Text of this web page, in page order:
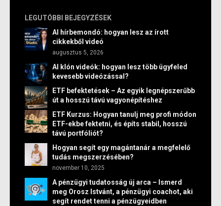
LEGUTÓBBI BEJEGYZÉSEK
AI hírbemondó: hogyan lesz az írott
cikkekből videó
augusztus 5, 2026
AI klón videók: hogyan lesz több ügyfeled
kevesebb videózással?
ETF befektetések – Az egyik legnépszerűbb
út a hosszú távú vagyonépítéshez
ETF Kurzus: Hogyan tanulj meg profi módon
ETF-ekbe fektetni, és építs stabil, hosszú
távú portfóliót?
Hogyan segít egy magántanár a megfelelő
tudás megszerzésében?
november 10, 2025
A pénzügyi tudatosság új arca – Ismerd
meg Orosz Istvánt, a pénzügyi coachot, aki
segít rendet tenni a pénzügyeidben